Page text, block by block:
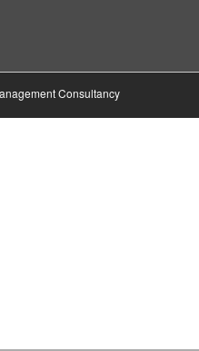
Consultancy